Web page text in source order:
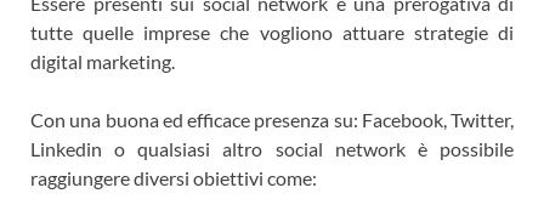
tutte quelle imprese che vogliono attuare strategie di
digital marketing.
Con una buona ed efficace presenza su: Facebook, Twitter,
Linkedin o qualsiasi altro social network è possibile
raggiungere diversi obiettivi come: